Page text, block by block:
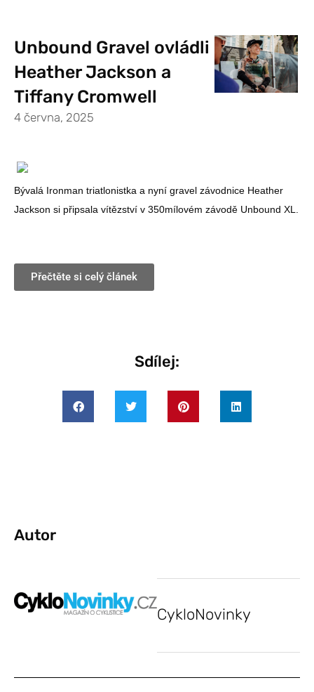
Unbound Gravel ovládli
Heather Jackson a
Tiffany Cromwell
4 června, 2025
Bývalá Ironman triatlonistka a nyní gravel závodnice Heather
Jackson si připsala vítězství v 350mílovém závodě Unbound XL.
Přečtěte si celý článek
Sdílej:
Autor
CykloNovinky